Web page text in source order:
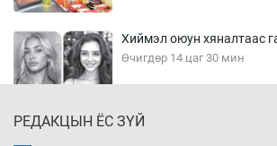
Хиймэл оюун хяналтаас
Өчигдөр 14 цаг 30 мин
РЕДАКЦЫН ЁС ЗҮЙ